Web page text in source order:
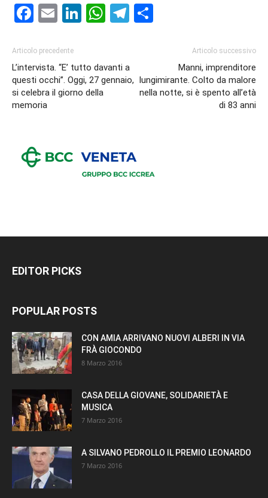
Facebook
EmailLinkedIn
WhatsApp
Telegram
Articolo precedente
L’intervista. “E’ tutto davanti a
questi occhi’’. Oggi, 27 gennaio,
si celebra il giorno della
memoria
Articolo successivo
Manni, imprenditore
lungimirante. Colto da malore
nella notte, si è spento all’età
di 83 anni
EDITOR PICKS
POPULAR POSTS
CON AMIA ARRIVANO NUOVI ALBERI IN VIA
FRÀ GIOCONDO
8 Marzo 2016
CASA DELLA GIOVANE, SOLIDARIETÀ E
MUSICA
7 Marzo 2016
A SILVANO PEDROLLO IL PREMIO LEONARDO
7 Marzo 2016